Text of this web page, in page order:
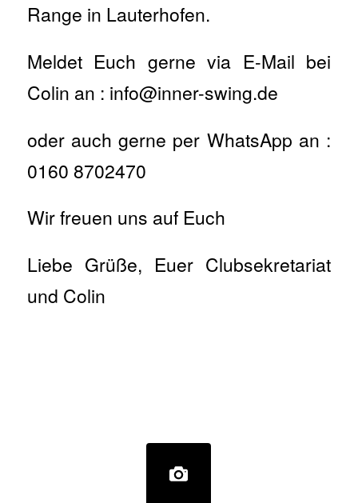
Range in Lauterhofen.
Meldet Euch gerne via E-Mail bei
Colin an : info@inner-swing.de
oder auch gerne per WhatsApp an :
0160 8702470
Wir freuen uns auf Euch
Liebe Grüße, Euer Clubsekretariat
und Colin